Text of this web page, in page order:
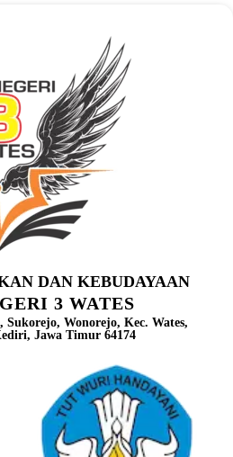
DAN KEBUDAYAAN
3 WATES
Wonorejo, Kec. Wates,
Jawa Timur 64174